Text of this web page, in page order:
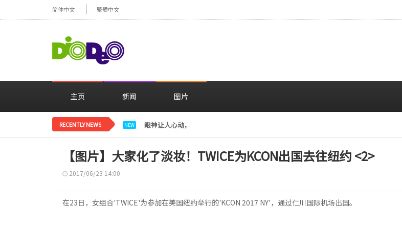
简体中文 繁體中文
主页 新闻 图片
RECENTLY NEWS NEW 眼神让人心动，美貌闪耀……安宥真，就算瞪着看也很漂亮呢
【图片】大家化了淡妆！TWICE为KCON出国去往纽约 <2>
2017/06/23 14:00
在23日，女组合'TWICE'为参加在美国纽约举行的'KCON 2017 NY'，通过仁川国际机场出国。